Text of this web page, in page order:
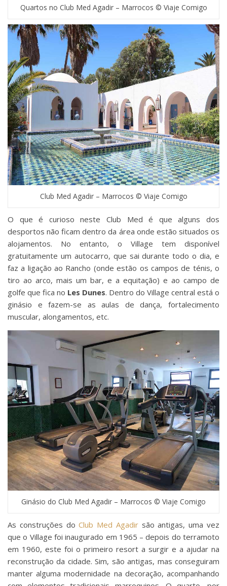
Quartos no Club Med Agadir – Marrocos © Viaje Comigo
Club Med Agadir – Marrocos © Viaje Comigo
O que é curioso neste Club Med é que alguns dos
desportos não ficam dentro da área onde estão situados os
alojamentos. No entanto, o Village tem disponível
gratuitamente um autocarro, que sai durante todo o dia, e
faz a ligação ao Rancho (onde estão os campos de ténis, o
tiro ao arco, mais um bar, e a equitação) e ao campo de
golfe que fica no Les Dunes. Dentro do Village central está o
ginásio e fazem-se as aulas de dança, fortalecimento
muscular, alongamentos, etc.
Ginásio do Club Med Agadir – Marrocos © Viaje Comigo
As construções doClub Med Agadirsão antigas, uma vez
que o Village foi inaugurado em 1965 – depois do terramoto
em 1960, este foi o primeiro resort a surgir e a ajudar na
reconstrução da cidade. Sim, são antigas, mas conseguiram
manter alguma modernidade na decoração, acompanhando